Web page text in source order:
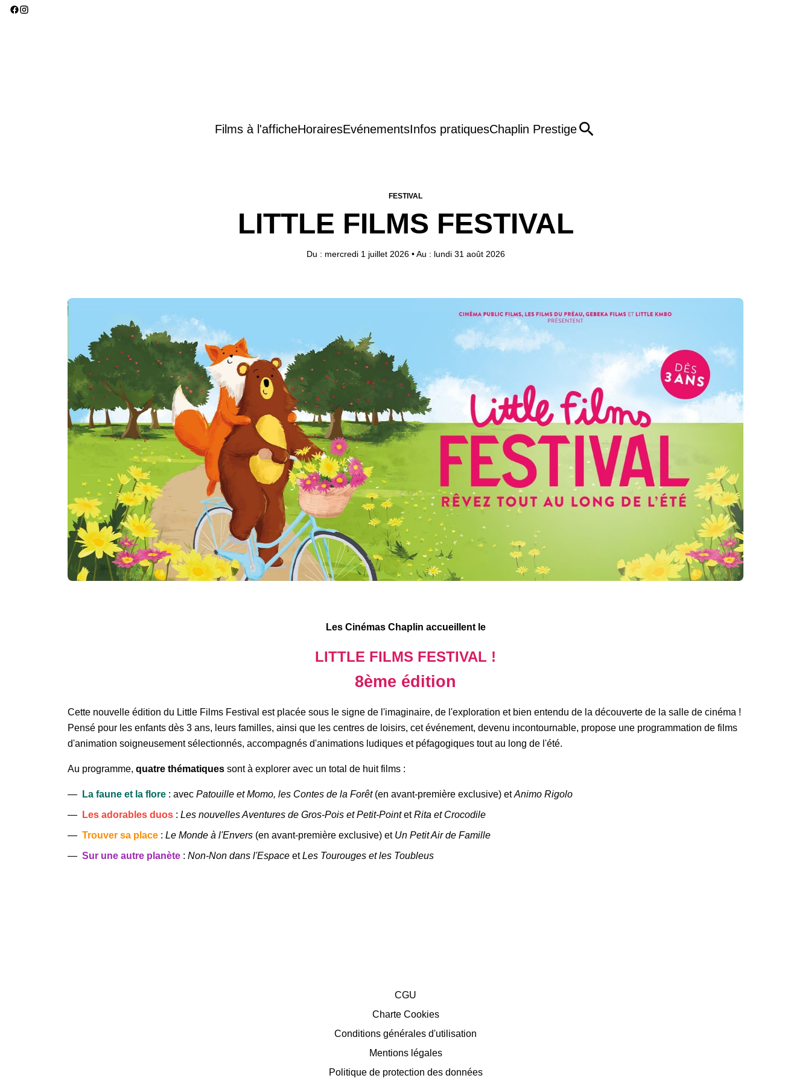
Films à l'afficheHorairesEvénementsInfos pratiquesChaplin Prestige
FESTIVAL
LITTLE FILMS FESTIVAL
Du : mercredi 1 juillet 2026•Au : lundi 31 août 2026
Les Cinémas Chaplin accueillent le
LITTLE FILMS FESTIVAL !
8ème édition
Cette nouvelle édition du Little Films Festival est placée sous le signe de l'imaginaire, de l'exploration et bien entendu de la découverte de la salle de cinéma !
Pensé pour les enfants dès 3 ans, leurs familles, ainsi que les centres de loisirs, cet événement, devenu incontournable, propose une programmation de films
d'animation soigneusement sélectionnés, accompagnés d'animations ludiques et péfagogiques tout au long de l'été.
Au programme, quatre thématiques sont à explorer avec un total de huit films :
La faune et la flore : avec Patouille et Momo, les Contes de la Forêt(en avant-première exclusive) etAnimo Rigolo
Les adorables duos : Les nouvelles Aventures de Gros-Pois et Petit-PointetRita et Crocodile
Trouver sa place : Le Monde à l'Envers (en avant-première exclusive) et Un Petit Air de Famille
Sur une autre planète : Non-Non dans l'Espace etLes Tourouges et les Toubleus
CGU
Charte Cookies
Conditions générales d'utilisation
Mentions légales
Politique de protection des données